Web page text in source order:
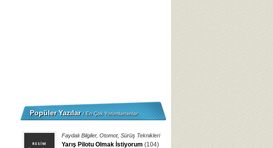
Popüler Yazılar/ En Çok Yorumlananlar
Faydalı Bilgiler, Otomot, Sürüş Teknikleri
Yarış Pilotu Olmak İstiyorum (104)